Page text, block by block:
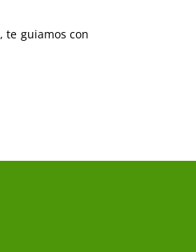
te guiamos con